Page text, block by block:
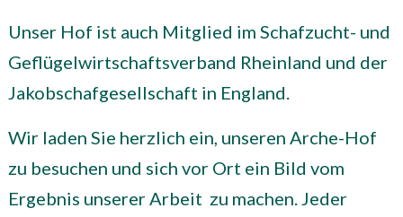
Unser Hof ist auch Mitglied im Schafzucht- und
Geflügelwirtschaftsverband Rheinland und der
Jakobschafgesellschaft in England.
Wir laden Sie herzlich ein, unseren Arche-Hof
zu besuchen und sich vor Ort ein Bild vom
Ergebnis unserer Arbeit zu machen. Jeder